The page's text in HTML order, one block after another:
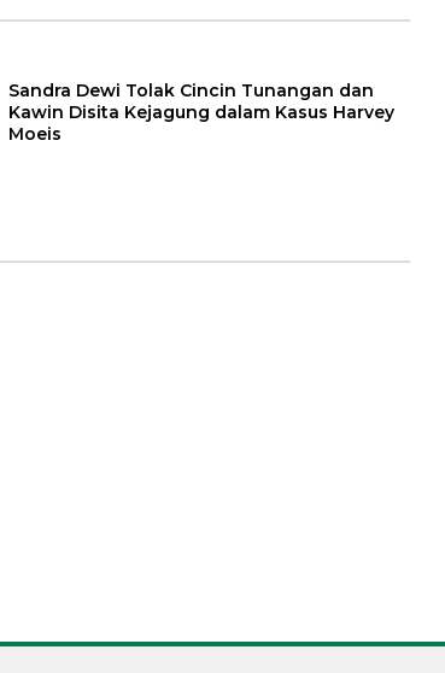
Sandra Dewi Tolak Cincin Tunangan dan
Kawin Disita Kejagung dalam Kasus Harvey
Moeis